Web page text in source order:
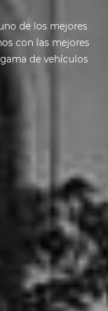
de los mejores
con las mejores
de vehículos